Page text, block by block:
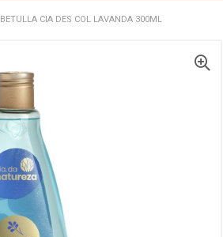
BETULLA CIA DES COL LAVANDA 300ML